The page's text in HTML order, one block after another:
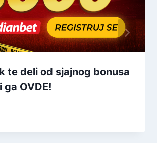
te deli od sjajnog bonusa
ga OVDE!